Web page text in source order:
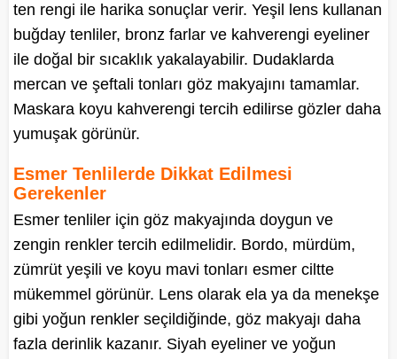
ten rengi ile harika sonuçlar verir. Yeşil lens kullanan
buğday tenliler, bronz farlar ve kahverengi eyeliner
ile doğal bir sıcaklık yakalayabilir. Dudaklarda
mercan ve şeftali tonları göz makyajını tamamlar.
Maskara koyu kahverengi tercih edilirse gözler daha
yumuşak görünür.
Esmer Tenlilerde Dikkat Edilmesi
Gerekenler
Esmer tenliler için göz makyajında doygun ve
zengin renkler tercih edilmelidir. Bordo, mürdüm,
zümrüt yeşili ve koyu mavi tonları esmer ciltte
mükemmel görünür. Lens olarak ela ya da menekşe
gibi yoğun renkler seçildiğinde, göz makyajı daha
fazla derinlik kazanır. Siyah eyeliner ve yoğun